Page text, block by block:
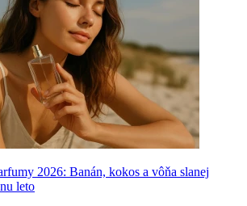
2026: Banán, kokos a vôňa slanej
leto